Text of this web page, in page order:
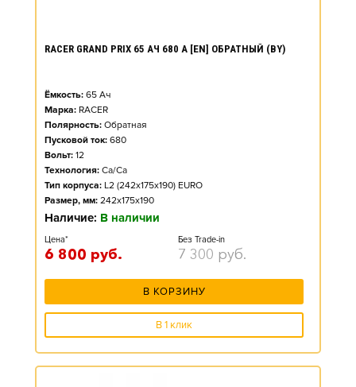
RACER GRAND PRIX 65 АЧ 680 А [EN] ОБРАТНЫЙ (BY)
Ёмкость: 65 Ач
Марка: RACER
Полярность: Обратная
Пусковой ток: 680
Вольт: 12
Технология: Ca/Ca
Тип корпуса: L2 (242x175x190) EURO
Размер, мм: 242x175x190
Наличие: В наличии
Цена*
6 800 руб.
Без Trade-in
7 300 руб.
В КОРЗИНУ
В 1 клик